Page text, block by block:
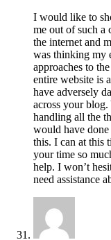
I would like to
me out of such a
the internet and
was thinking my
approaches to
entire website is
have adversely
across your
handling all the
would have
this. I can at this
your time so
help. I won’t
need assistance